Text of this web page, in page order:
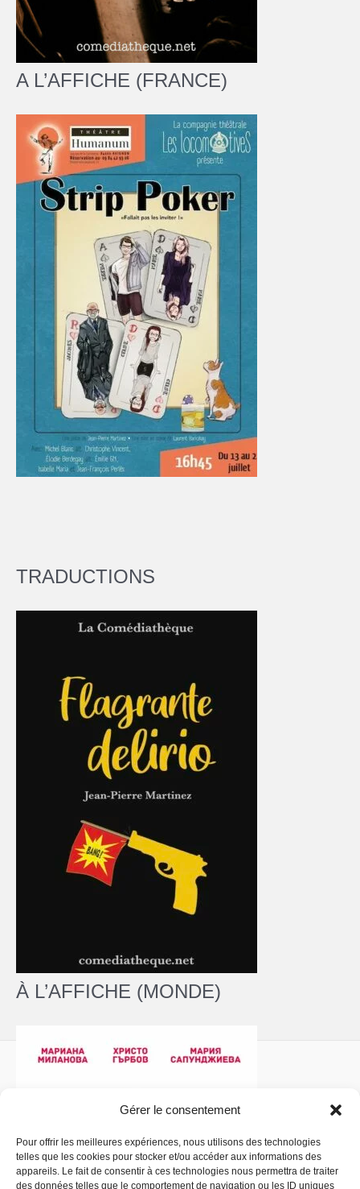
Gérer le consentement
Pour offrir les meilleures expériences, nous utilisons des technologies
telles que les cookies pour stocker et/ou accéder aux informations des
appareils. Le fait de consentir à ces technologies nous permettra de traiter
des données telles que le comportement de navigation ou les ID uniques
A L’AFFICHE (FRANCE)
TRADUCTIONS
À L’AFFICHE (MONDE)
Politique de confidentialité - Copyright © 2026 La
Comédiathèque